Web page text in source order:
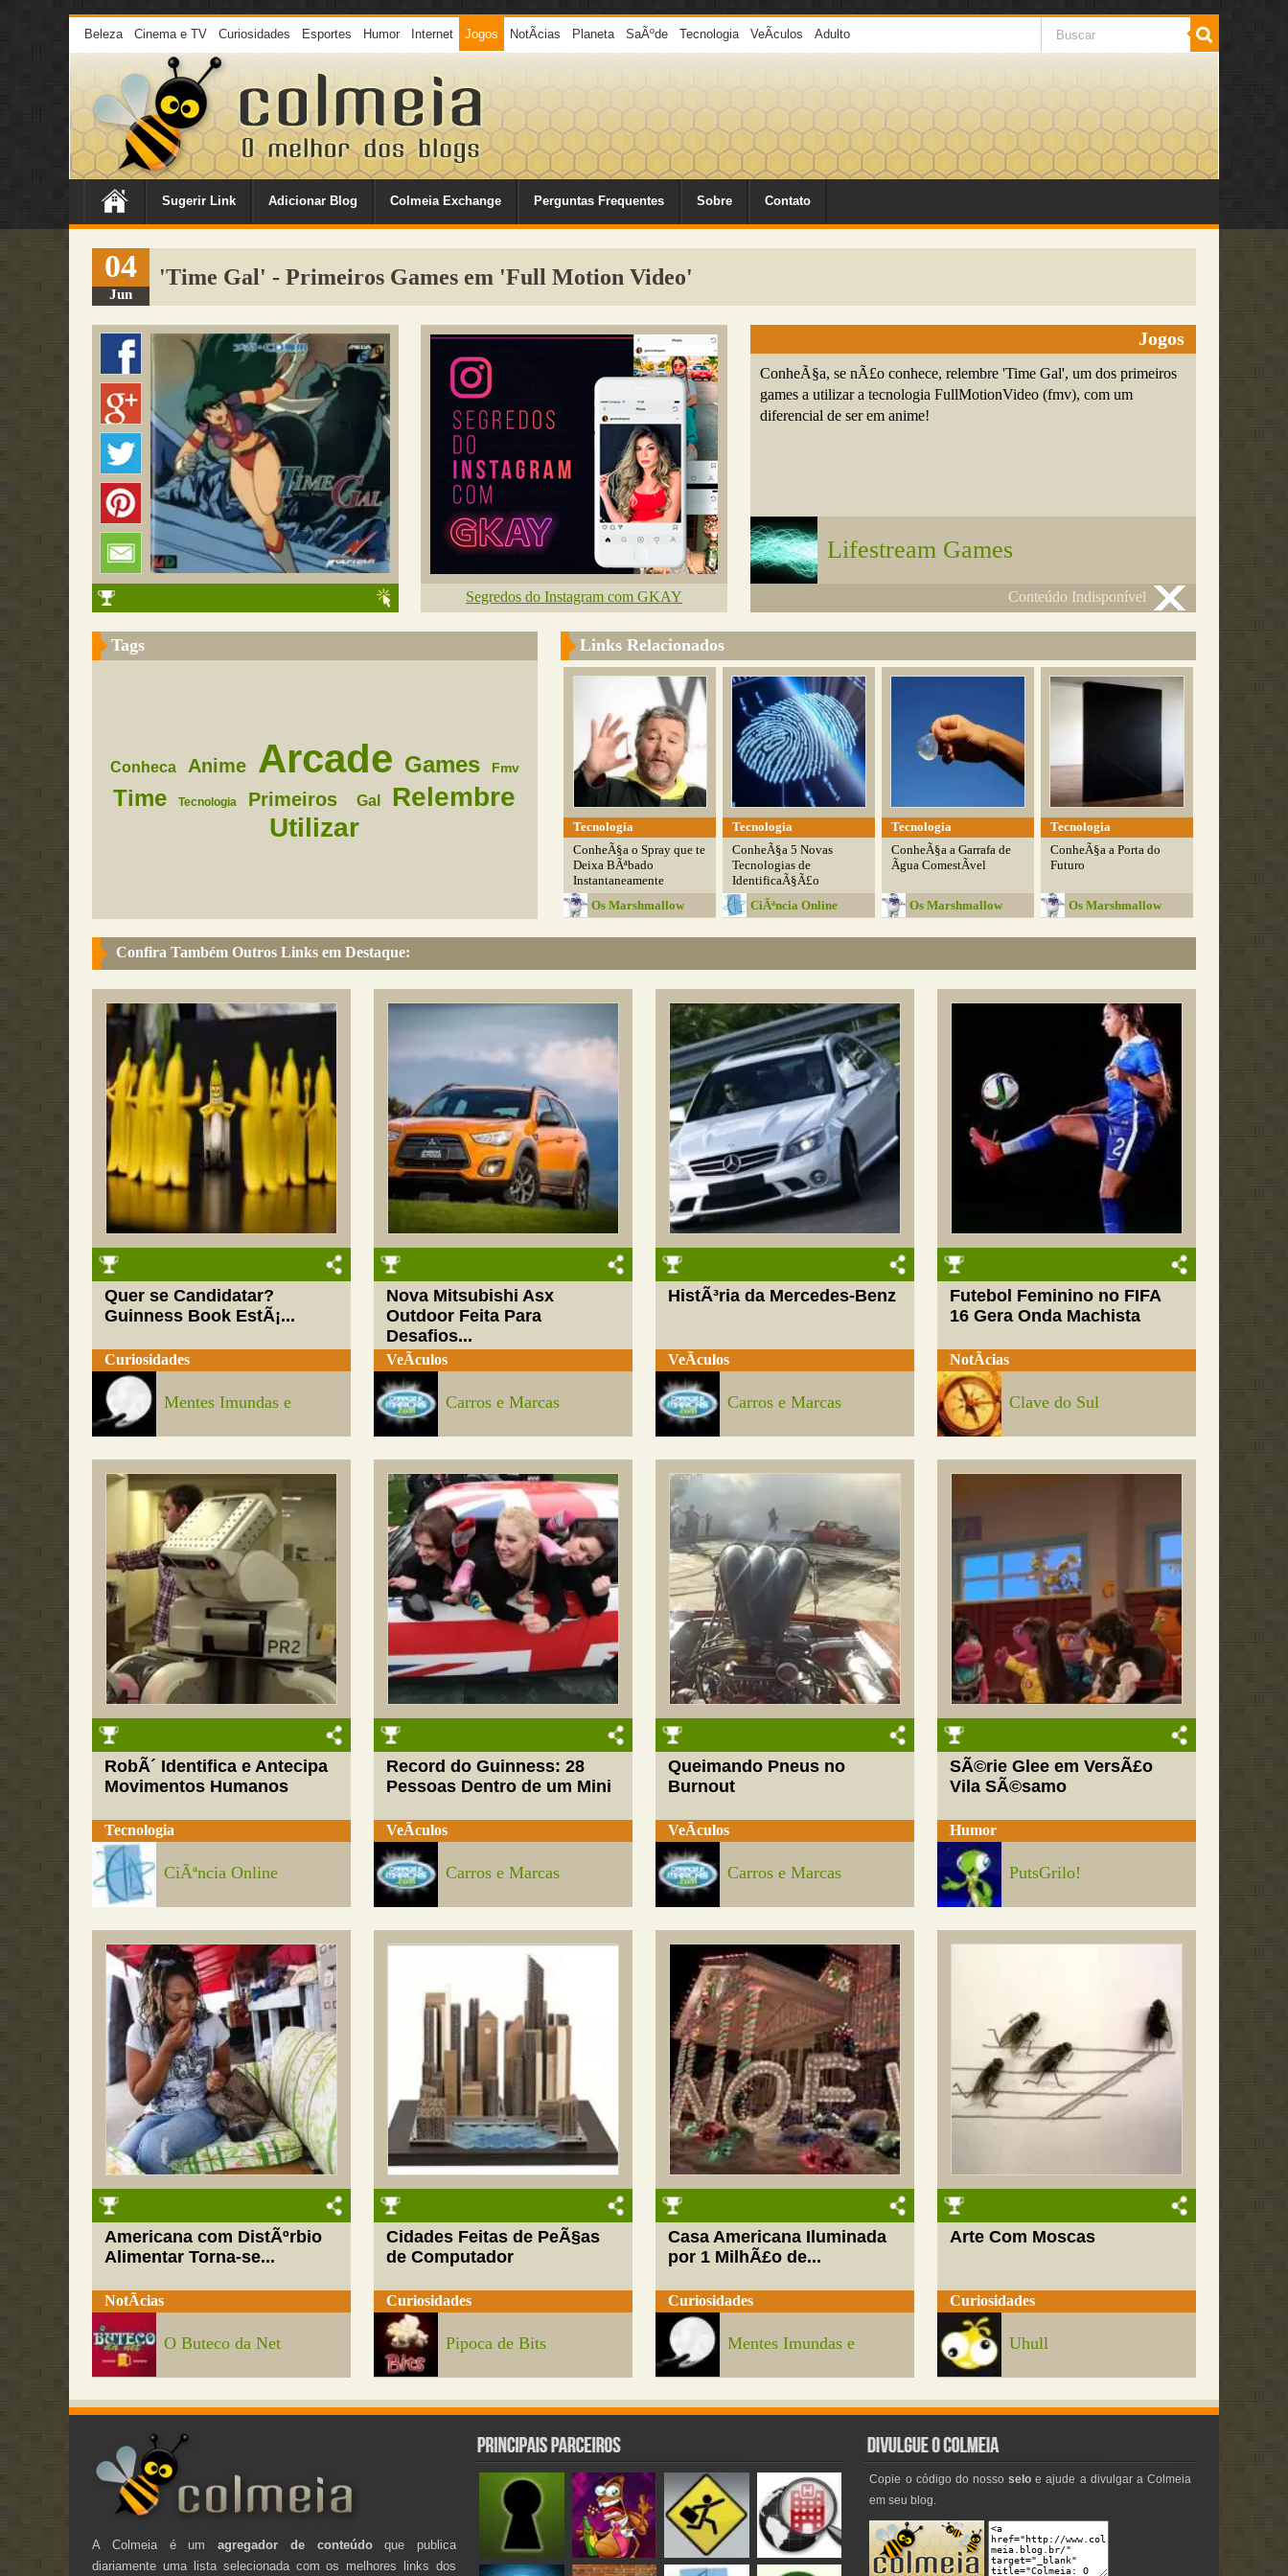
Beleza Cinema e TV Curiosidades Esportes Humor Internet Jogos NotÃ­cias Planeta SaÃºde Tecnologia VeÃ­culos Adulto
Sugerir Link Adicionar Blog Colmeia Exchange Perguntas Frequentes Sobre Contato
04
Jun
'Time Gal' - Primeiros Games em 'Full Motion Video'
Segredos do Instagram com GKAY
Jogos
ConheÃ§a, se nÃ£o conhece, relembre 'Time Gal', um dos primeiros
games a utilizar a tecnologia FullMotionVideo (fmv), com um
diferencial de ser em anime!
Lifestream Games
Conteúdo Indisponível
Tags
Conheca Anime Arcade Games Fmv
Time Tecnologia Primeiros Gal
Relembre
Utilizar
Links Relacionados
Tecnologia
ConheÃ§a o Spray que te
Deixa BÃªbado
Instantaneamente
Os Marshmallow
Tecnologia
ConheÃ§a 5 Novas
Tecnologias de
IdentificaÃ§Ã£o
CiÃªncia Online
Tecnologia
ConheÃ§a a Garrafa de
Ãgua ComestÃ­vel
Os Marshmallow
Tecnologia
ConheÃ§a a Porta do
Futuro
Os Marshmallow
Confira Também Outros Links em Destaque:
Quer se Candidatar?
Guinness Book EstÃ¡...
Curiosidades
Mentes Imundas e
Nova Mitsubishi Asx
Outdoor Feita Para
Desafios...
VeÃ­culos
Carros e Marcas
HistÃ³ria da Mercedes-Benz
VeÃ­culos
Carros e Marcas
Futebol Feminino no FIFA
16 Gera Onda Machista
NotÃ­cias
Clave do Sul
RobÃ´ Identifica e Antecipa
Movimentos Humanos
Tecnologia
CiÃªncia Online
Record do Guinness: 28
Pessoas Dentro de um Mini
VeÃ­culos
Carros e Marcas
Queimando Pneus no
Burnout
VeÃ­culos
Carros e Marcas
SÃ©rie Glee em VersÃ£o
Vila SÃ©samo
Humor
PutsGrilo!
Americana com DistÃºrbio
Alimentar Torna-se...
NotÃ­cias
O Buteco da Net
Cidades Feitas de PeÃ§as
de Computador
Curiosidades
Pipoca de Bits
Casa Americana Iluminada
por 1 MilhÃ£o de...
Curiosidades
Mentes Imundas e
Arte Com Moscas
Curiosidades
Uhull
A Colmeia é umagregador de conteúdoque publica
diariamente uma lista selecionada com os melhores links dos
Copie o código do nossoselo e ajude a divulgar a Colmeia
em seu blog.